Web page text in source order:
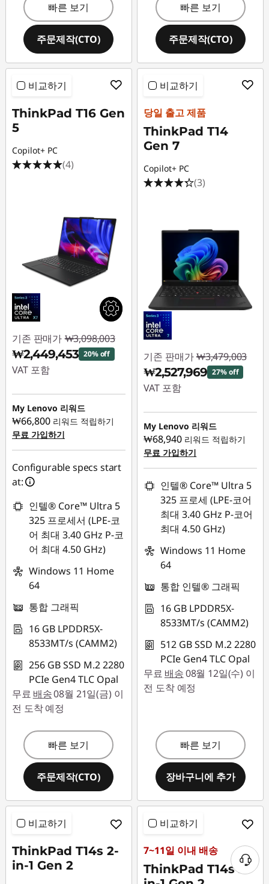
빠른 보기
주문제작(CTO)
빠른 보기
주문제작(CTO)
비교하기
ThinkPad T16 Gen
5
Copilot+ PC
(4)
기존 판매가 ₩3,098,003
₩2,449,453 20% off
VAT 포함
즉시 할인: :-
₩648,550
My Lenovo 리워드
₩66,800 리워드 적립하기
무료 가입하기
Configurable specs start
at:
인텔® Core™ Ultra 5
325 프로세서 (LPE-코
어 최대 3.40 GHz P-코
어 최대 4.50 GHz)
Windows 11 Home
64
통합 그래픽
16 GB LPDDR5X-
8533MT/s (CAMM2)
256 GB SSD M.2 2280
PCIe Gen4 TLC Opal
무료 배송08월 21일(금) 이
전 도착 예정
빠른 보기
주문제작(CTO)
비교하기
당일 출고 제품
ThinkPad T14
Gen 7
Copilot+ PC
(3)
기존 판매가 ₩3,479,003
₩2,527,969 27% off
VAT 포함
즉시 할인: :-
₩951,034
My Lenovo 리워드
₩68,940 리워드 적립하기
무료 가입하기
인텔® Core™ Ultra 5
325 프로세 (LPE-코어
최대 3.40 GHz P-코어
최대 4.50 GHz)
Windows 11 Home
64
통합 인텔® 그래픽
16 GB LPDDR5X-
8533MT/s (CAMM2)
512 GB SSD M.2 2280
PCIe Gen4 TLC Opal
무료 배송08월 12일(수) 이
전 도착 예정
빠른 보기
장바구니에 추가
비교하기
ThinkPad T14s 2-
in-1 Gen 2
비교하기
7~11일 이내 배송
ThinkPad T14s 2-